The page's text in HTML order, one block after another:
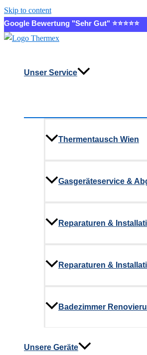
Skip to content
Google Bewertung "Sehr Gut" ⭐⭐⭐⭐⭐
Unser Service
Thermentausch Wien
Gasgeräteservice &
Reparaturen &
Reparaturen &
Badezimmer
Unsere Geräte